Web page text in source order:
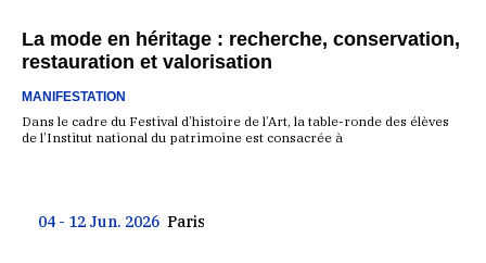
La mode en héritage : recherche, conservation,
restauration et valorisation
MANIFESTATION
Dans le cadre du Festival d’histoire de l’Art, la table-ronde des élèves
de l’Institut national du patrimoine est consacrée à
04 - 12 Jun. 2026 Paris